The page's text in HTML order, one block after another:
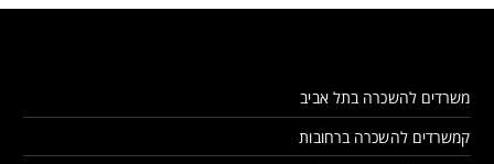
משרדים להשכרה בתל אביב
קמשרדים להשכרה ברחובות